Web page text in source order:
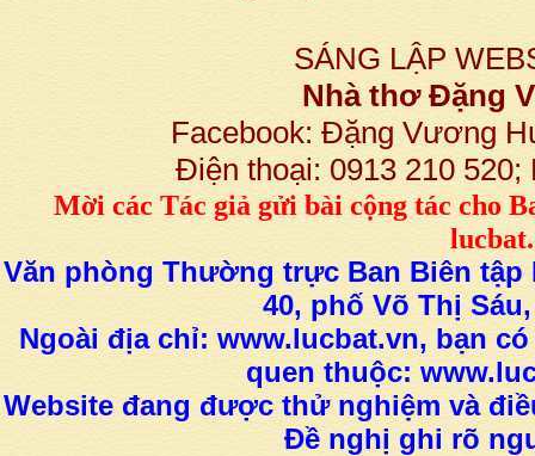
SÁNG LẬP
Nhà thơ Đặng
Facebook: Đặng Vương
Điện thoại: 0913 210
Mời các Tác giả gửi bàicộng tác cho
Văn phòng Thường trực Ban Biên tập
40, phố Võ Thị
Ngoài địa chỉ: www.lucbat.vn, bạn
quen thuộc:
Website đang được thử nghiệm và
Đề nghị ghi rõ